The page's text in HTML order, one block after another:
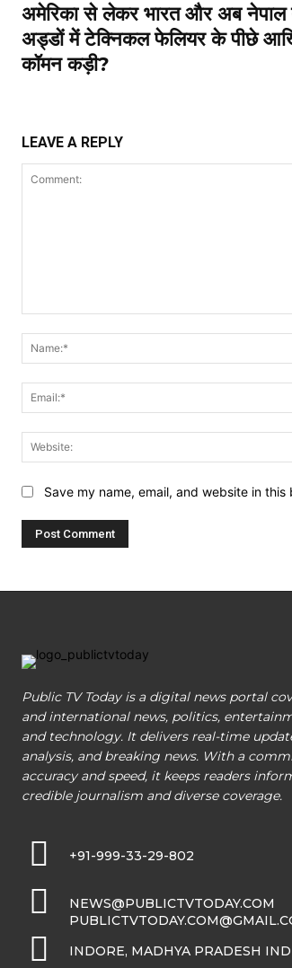
अमेरिका से लेकर भारत और अब
अड्डों में टेक्निकल फेलियर के पीछे
कॉमन कड़ी?
LEAVE A REPLY
Save my name, email, and website in
Public TV Today is a digital news portal
and international news, politics,
and technology. It delivers real-time
analysis, and breaking news. With a
accuracy and speed, it keeps readers
credible journalism and diverse coverage.
+91-999-33-29-802
NEWS@PUBLICTVTODAY.COM
INDORE, MADHYA PRADESH